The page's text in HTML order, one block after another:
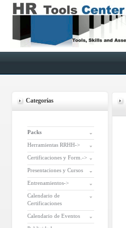
Categorías
Packs
Herramientas RRHH->
Certificaciones y Form.->
Presentaciones y Cursos
Entrenamientos->
Calendario de
Certificaciones
Calendario de Eventos